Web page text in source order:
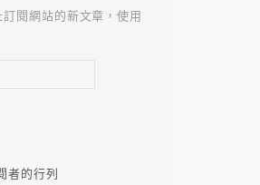
閱網站的新文章，使用
者的行列